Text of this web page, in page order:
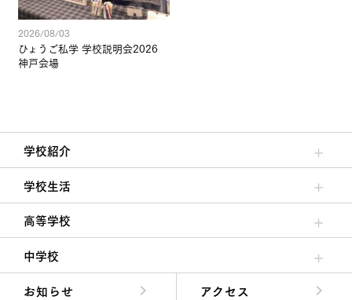
2026/08/03
ひょうご私学 学校説明会2026
神戸会場
学校紹介
理事長/学園長メッセージ
安心して任せられる学校
沿革
施設・設備
大学合格実績
学校生活
クラブ活動・生徒会活動
夙川ブログ
制服紹介
夙川カレンダー
高等学校
高校校長からの挨拶
高校の教育方針／特色
特進コース／進学コース
年間行事
先輩たちの声・生徒たちの声
中学校
中学校長からの挨拶
中学校の教育方針／特色
Aコース／Bコース
年間行事
先輩たちの声・生徒たちの声
お知らせ
アクセス